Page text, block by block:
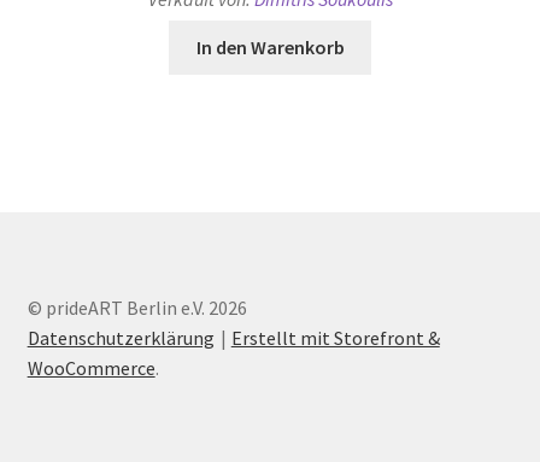
In den Warenkorb
© prideART Berlin e.V. 2026
Datenschutzerklärung
Erstellt mit Storefront &
WooCommerce.